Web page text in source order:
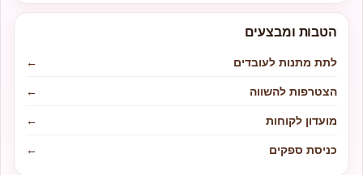
הטבות ומבצעים
לתת מתנות לעובדים
←
הצטרפות להשווה
←
מועדון לקוחות
←
כניסת ספקים
←